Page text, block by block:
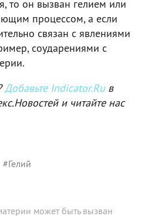
то он вызван гелием или
процессом, а если
связан с явлениями
соударениями с
Добавьте Indicator.Ruв
и читайте нас
#Гелий
может быть вызван